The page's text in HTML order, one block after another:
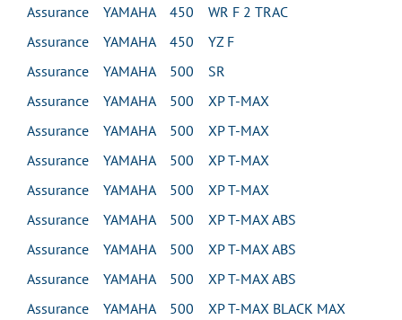
Assurance YAMAHA 450 WR F 2 TRAC
Assurance YAMAHA 450 YZ F
Assurance YAMAHA 500 SR
Assurance YAMAHA 500 XP T-MAX
Assurance YAMAHA 500 XP T-MAX
Assurance YAMAHA 500 XP T-MAX
Assurance YAMAHA 500 XP T-MAX
Assurance YAMAHA 500 XP T-MAX ABS
Assurance YAMAHA 500 XP T-MAX ABS
Assurance YAMAHA 500 XP T-MAX ABS
Assurance YAMAHA 500 XP T-MAX BLACK MAX